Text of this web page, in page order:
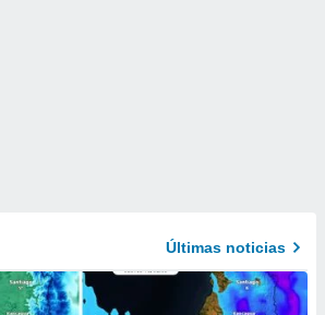
Últimas noticias